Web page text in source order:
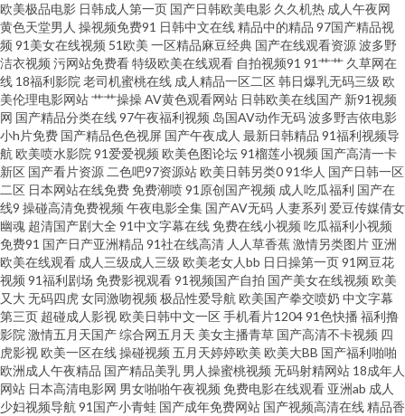
区 A级片伊人网站 国产另类成人免费专区 国产另类人妖网址 91九色蝌蚪蜜桃
人妻 三级日韩网址 国产精品人妻久久 91视频国产熟女 欧美人兽网站 91猫先
生在线观看 激情宗合色网 91大片 国产精品第5页 亚洲国产线看 草莓狼人在线
日韩成人在线免費网站 91海角 日韩精品一级 女同日本韩欧 91青青草97资源
日朝精品BB 91挑色 欧美人妖淫乱成人专区 91秦先生在线视频 欧美日韩国语
中字 91网站高清免费观看 日本小网站一区二E 91视频在线免费观看 日韩无码
精品久久 91在线入口免费 欧美性爱8P 91天堂原创 日本a片影音先锋 91在线
五月天 91社区福利试看 欧洲肏逼 99久之久久中文字幕 日韩中文字 91中日在
线 青娱乐91啦啪 91视频合集 青青草精品热 91香蕉嫩草影视 男女做事网站
欧美极品电影 日韩成人第一页 国产日韩欧美电影 久久机热 成人午夜网
黄色天堂男人 操视频免费91 日韩中文在线精品中的精品 97国产精品视
频 91美女在线视频 51欧美 一区精品麻豆经典 国产在线观看资源波多野
洁衣视频 污网站免费看特级欧美在线观看 自拍视频91 91艹艹 久草网在
线 18福利影院 老司机蜜桃在线 成人精品一区二区韩日爆乳无码三级 欧
美伦理电影网站艹艹操操AV黄色观看网站 日韩欧美在线国产 新91视频
网 国产精品分类在线97午夜福利视频 岛国AV动作无码波多野吉依电影
小h片免费 国产精品色色视屏 国产午夜成人 最新日韩精品 91福利视频导
航 欧美喷水影院 91爱爱视频 欧美色图论坛91榴莲小视频 国产高清一卡
新区 国产看片资源 二色吧97资源站欧美日韩另类091华人 国产日韩一区
二区 日本网站在线免费免费潮喷91原创国产视频 成人吃瓜福利 国产在
线9 操碰高清免费视频 午夜电影全集 国产AV无码 人妻系列 爱豆传媒倩女
幽魂 超清国产剧大全 91中文字幕在线免费在线小视频 吃瓜福利小视频
免费91 国产日产亚洲精品 91社在线高清 人人草香蕉激情另类图片 亚洲
欧美在线观看 成人三级成人三级 欧美老女人bb 日日操第一页91网豆花
视频 91福利剧场 免费影视观看91视频国产自拍 国产美女在线视频 欧美
又大 无码四虎女同激吻视频 极品性爱导航 欧美国产拳交喷奶 中文字幕
第三页 超碰成人影视欧美日韩中文一区手机看片120491色快播 福利撸
影院 激情五月天国产综合网五月天 美女主播青草 国产高清不卡视频 四
虎影视欧美一区在线操碰视频 五月天婷婷欧美 欧美大BB 国产福利啪啪
欧洲成人午夜精品 国产精品美乳 男人操蜜桃视频 无码射精网站 18成年人
网站 日本高清电影网 男女啪啪午夜视频 免费电影在线观看 亚洲ab 成人
少妇视频导航 91国产小青蛙 国产成年免费网站 国产视频高清在线精品香